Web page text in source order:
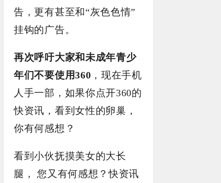
告，更有甚至和“灰色色情”
挂钩的广告。
再次呼吁大家和未成年青少
年们不要使用360 ，现在手机
人手一部，如果你点开360的
快资讯，看到女性的卵巢，
你有何感想？
看到小伙抚摸美女的大长
腿， 您又有何感想？快资讯